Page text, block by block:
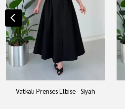
Vatkalı Prenses Elbise - Siyah